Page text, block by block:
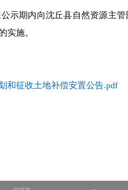
期内向沈丘县自然资源主管
实施。
和征收土地补偿安置公告.pdf